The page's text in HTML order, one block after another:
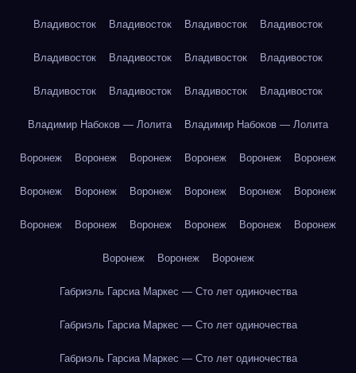
Владивосток Владивосток Владивосток Владивосток
Владивосток Владивосток Владивосток Владивосток
Владивосток Владивосток Владивосток Владивосток
Владимир Набоков — Лолита Владимир Набоков — Лолита
Воронеж Воронеж Воронеж Воронеж Воронеж Воронеж
Воронеж Воронеж Воронеж Воронеж Воронеж Воронеж
Воронеж Воронеж Воронеж Воронеж Воронеж Воронеж
Воронеж Воронеж Воронеж
Габриэль Гарсиа Маркес — Сто лет одиночества
Габриэль Гарсиа Маркес — Сто лет одиночества
Габриэль Гарсиа Маркес — Сто лет одиночества